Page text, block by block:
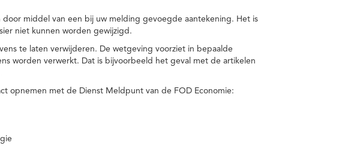
middel van een bij uw melding gevoegde aantekening. Het is
niet kunnen worden gewijzigd.
te laten verwijderen. De wetgeving voorziet in bepaalde
worden verwerkt. Dat is bijvoorbeeld het geval met de artikelen
opnemen met de Dienst Meldpunt van de FOD Economie: